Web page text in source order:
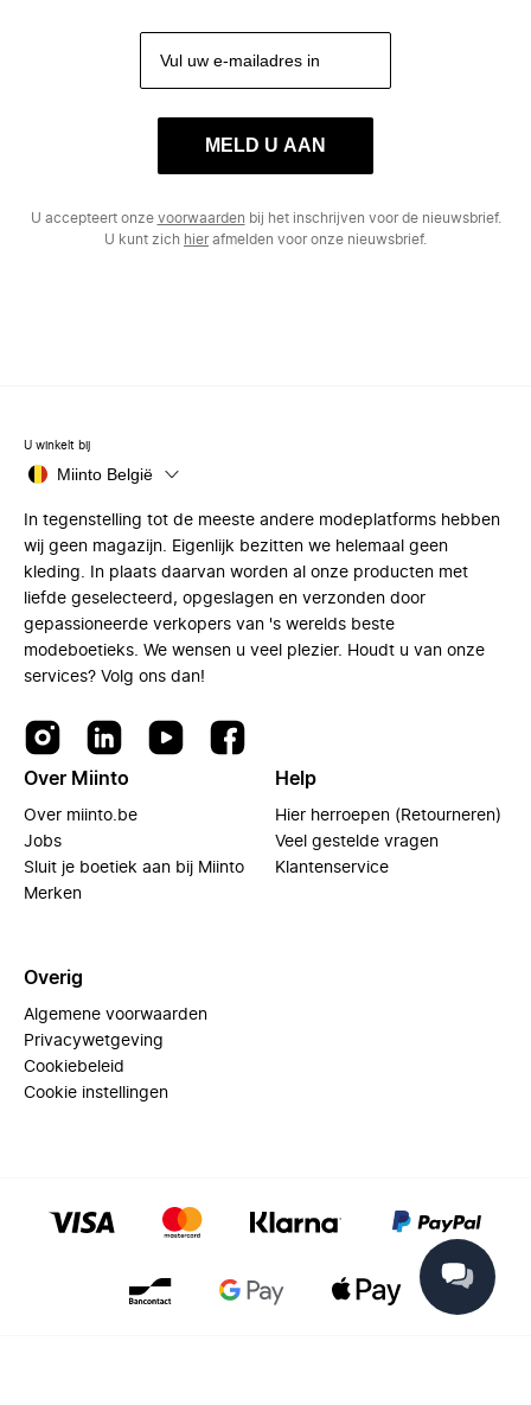
MELD U AAN
U accepteert onze voorwaarden bij het inschrijven voor de nieuwsbrief.
U kunt zich hierafmelden voor onze nieuwsbrief.
U winkelt bij
Miinto België
In tegenstelling tot de meeste andere modeplatforms hebben
wij geen magazijn. Eigenlijk bezitten we helemaal geen
kleding. In plaats daarvan worden al onze producten met
liefde geselecteerd, opgeslagen en verzonden door
gepassioneerde verkopers van 's werelds beste
modeboetieks. We wensen u veel plezier. Houdt u van onze
services? Volg ons dan!
Over Miinto
Over miinto.be
Jobs
Sluit je boetiek aan bij Miinto
Merken
Help
Hier herroepen (Retourneren)
Veel gestelde vragen
Klantenservice
Overig
Algemene voorwaarden
Privacywetgeving
Cookiebeleid
Cookie instellingen